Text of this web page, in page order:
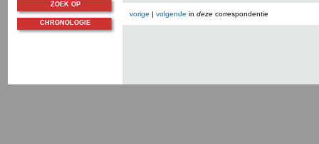
vorige | volgende in deze correspondentie
ZOEK OP
CHRONOLOGIE